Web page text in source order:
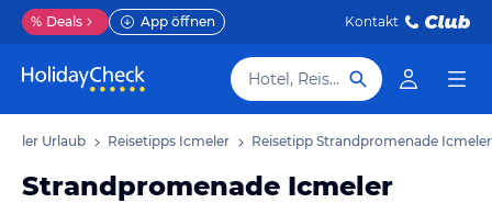
% Deals App öffnen Kontakt
Hotel, Reiseziel
Urlaub Reisetipps Icmeler Reisetipp Strandpromenade Icmeler
Strandpromenade Icmeler